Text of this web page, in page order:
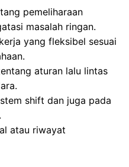
pemeliharaan
masalah ringan.
yang fleksibel sesuai
aturan lalu lintas
shift dan juga pada
atau riwayat